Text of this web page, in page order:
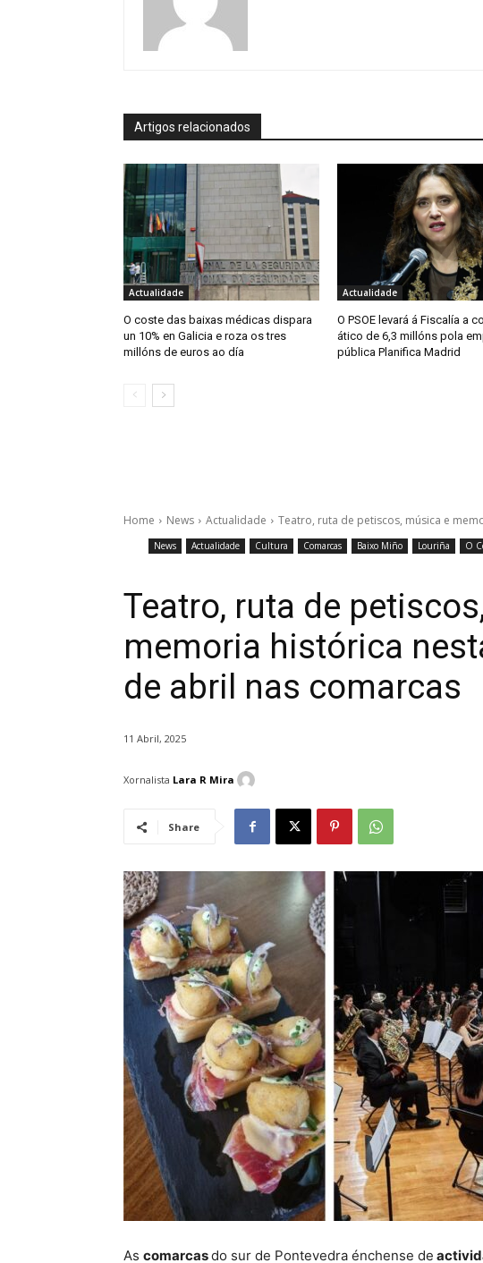
Artigos relacionados
Actualidade
O coste das baixas médicas dispara
un 10% en Galicia e roza os tres
millóns de euros ao día
Actualidade
O PSOE levará á Fiscalía a
ático de 6,3 millóns pola
pública Planifica Madrid